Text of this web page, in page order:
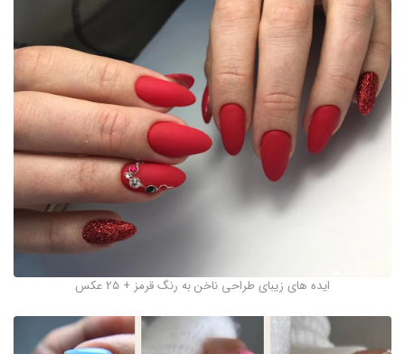
ایده های زیبای طراحی ناخن به رنگ قرمز + 25 عکس